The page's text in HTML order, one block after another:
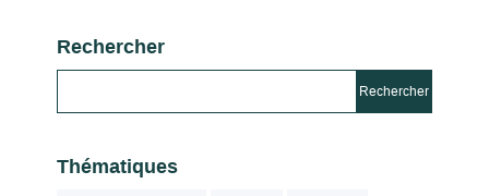
Rechercher
Thématiques